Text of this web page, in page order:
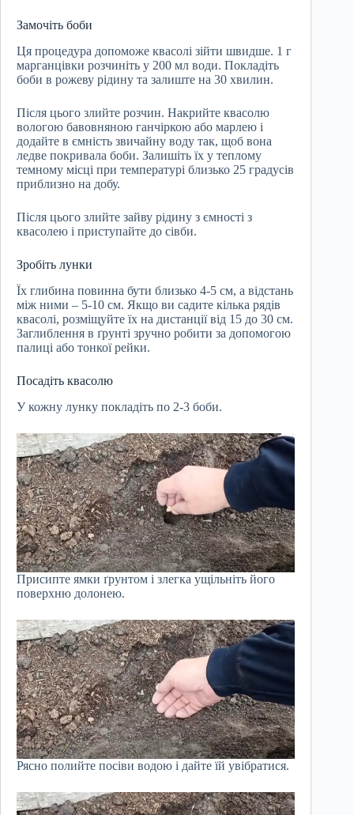
Замочіть боби
Ця процедура допоможе квасолі зійти швидше. 1 г
марганцівки розчиніть у 200 мл води. Покладіть
боби в рожеву рідину та залиште на 30 хвилин.
Після цього злийте розчин. Накрийте квасолю
вологою бавовняною ганчіркою або марлею і
додайте в ємність звичайну воду так, щоб вона
ледве покривала боби. Залишіть їх у теплому
темному місці при температурі близько 25 градусів
приблизно на добу.
Після цього злийте зайву рідину з ємності з
квасолею і приступайте до сівби.
Зробіть лунки
Їх глибина повинна бути близько 4-5 см, а відстань
між ними – 5-10 см. Якщо ви садите кілька рядів
квасолі, розміщуйте їх на дистанції від 15 до 30 см.
Заглиблення в ґрунті зручно робити за допомогою
палиці або тонкої рейки.
Посадіть квасолю
У кожну лунку покладіть по 2-3 боби.
Присипте ямки ґрунтом і злегка ущільніть його
поверхню долонею.
Рясно полийте посіви водою і дайте їй увібратися.